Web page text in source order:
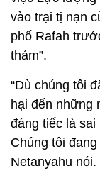
vào trại tị nạn
phố Rafah
thảm”.
“Dù chúng tôi
hại đến những
đáng tiếc là sai
Chúng tôi
Netanyahu nói.